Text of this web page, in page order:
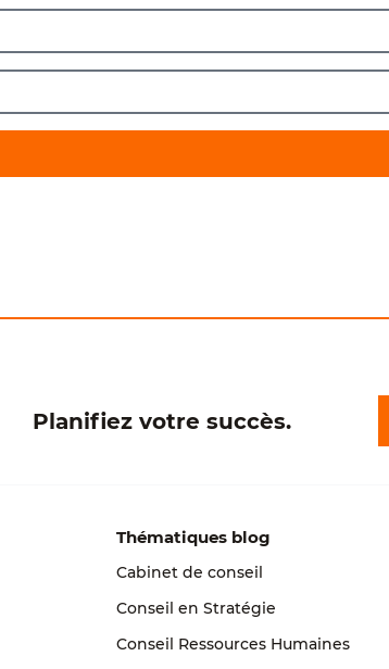
Planifiez votre succès.
Thématiques blog
Cabinet de conseil
Conseil en Stratégie
Conseil Ressources Humaines